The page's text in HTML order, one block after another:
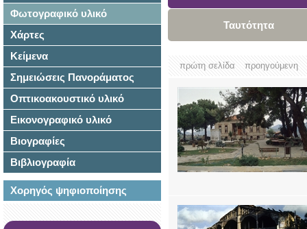
Φωτογραφικό υλικό
Χάρτες
Κείμενα
Σημειώσεις Πανοράματος
Οπτικοακουστικό υλικό
Εικονογραφικό υλικό
Βιογραφίες
Βιβλιογραφία
Χορηγός ψηφιοποίησης
Ταυτότητα
πρώτη σελίδα προηγούμενη